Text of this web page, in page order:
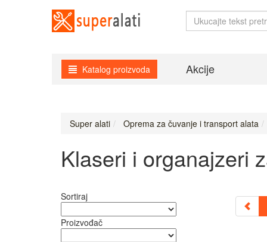
Katalog proizvoda Akcije
Super alati Oprema za čuvanje i transport alata
Klaseri i organajzeri
Sortiraj
Proizvođač